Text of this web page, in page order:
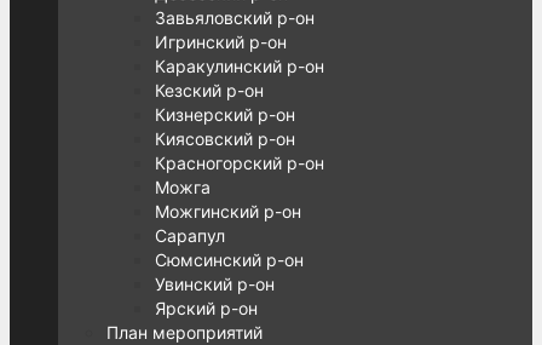
Завьяловский р-он
Игринский р-он
Каракулинский р-он
Кезский р-он
Кизнерский р-он
Киясовский р-он
Красногорский р-он
Можга
Можгинский р-он
Сарапул
Сюмсинский р-он
Увинский р-он
Ярский р-он
План мероприятий